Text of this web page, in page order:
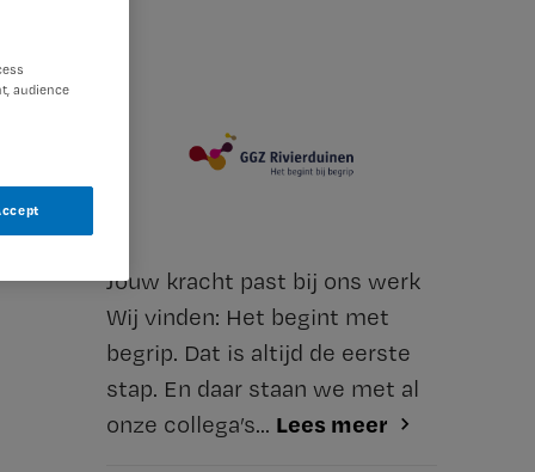
Jouw kracht past bij ons werk
Wij vinden: Het begint met
begrip. Dat is altijd de eerste
stap. En daar staan we met al
onze collega’s... Lees meer
audience